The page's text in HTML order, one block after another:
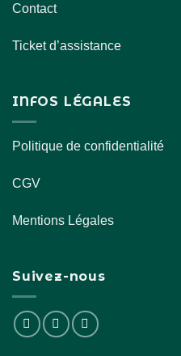
Contact
Ticket d’assistance
INFOS LÉGALES
Politique de confidentialité
CGV
Mentions Légales
Suivez-nous